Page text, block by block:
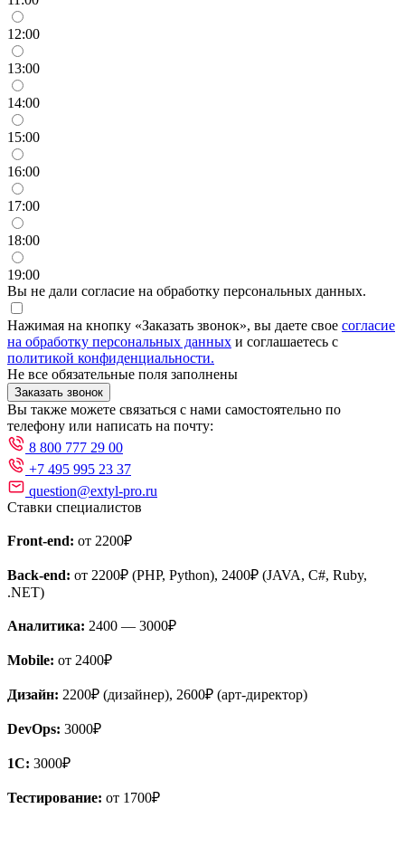
12:00
13:00
14:00
15:00
16:00
17:00
18:00
19:00
Вы не дали согласие на обработку персональных данных.
Нажимая на кнопку «Заказать звонок», вы даете свое согласие
на обработку персональных данных и соглашаетесь с
политикой конфиденциальности.
Не все обязательные поля заполнены
Заказать звонок
Вы также можете связаться с нами самостоятельно по
телефону или написать на почту:
8 800 777 29 00
+7 495 995 23 37
question@extyl-pro.ru
Ставки специалистов
Front-end: от 2200₽
Back-end: от 2200₽ (PHP, Python), 2400₽ (JAVA, C#, Ruby,
.NET)
Аналитика: 2400 — 3000₽
Mobile: от 2400₽
Дизайн: 2200₽ (дизайнер), 2600₽ (арт-директор)
DevOps: 3000₽
1С: 3000₽
Тестирование: от 1700₽